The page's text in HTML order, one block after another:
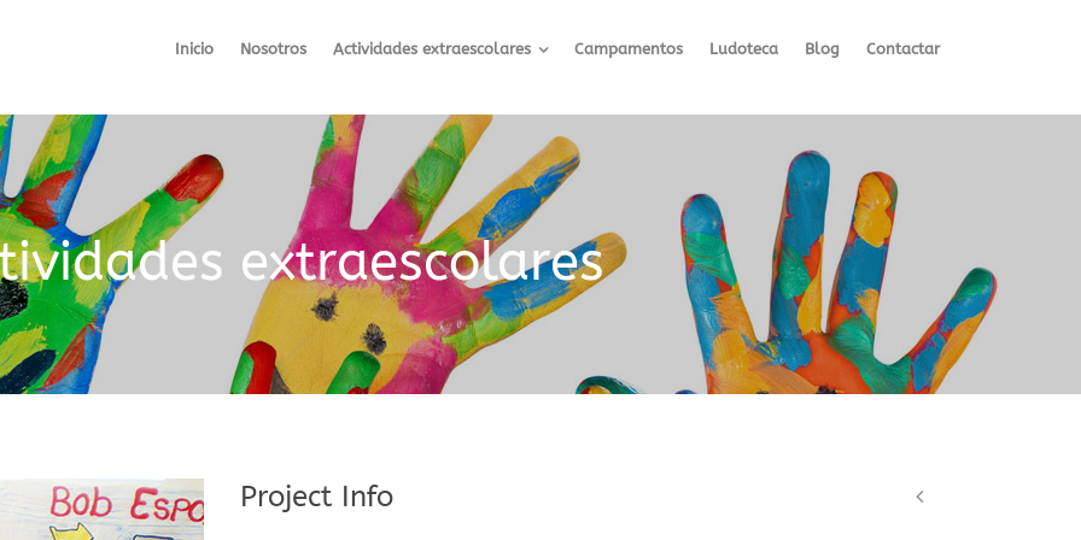
Inicio Nosotros Actividades extraescolares Campamentos Ludoteca Blog Contactar
extraescolares
Project Info